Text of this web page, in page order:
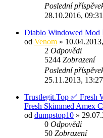
Poslední
28.10.2016,
Diablo Windowed Mod
od Venom »
2 Odpovědi
5244 Zobrazení
Poslední
25.11.2013,
Trustlegit.Top ✅ Fresh
Fresh Skimmed Amex
od dumpstop10 »
0 Odpovědi
50 Zobrazení